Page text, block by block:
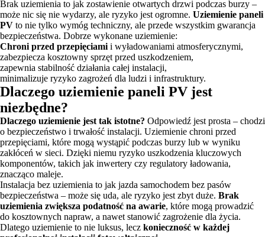
Brak uziemienia to jak zostawienie otwartych drzwi podczas burzy –
może nic się nie wydarzy, ale ryzyko jest ogromne. Uziemienie paneli
PV to nie tylko wymóg techniczny, ale przede wszystkim gwarancja
bezpieczeństwa. Dobrze wykonane uziemienie:
Chroni przed przepięciami i wyładowaniami atmosferycznymi,
zabezpiecza kosztowny sprzęt przed uszkodzeniem,
zapewnia stabilność działania całej instalacji,
minimalizuje ryzyko zagrożeń dla ludzi i infrastruktury.
Dlaczego uziemienie paneli PV jest
niezbędne?
Dlaczego uziemienie jest tak istotne? Odpowiedź jest prosta – chodzi
o bezpieczeństwo i trwałość instalacji. Uziemienie chroni przed
przepięciami, które mogą wystąpić podczas burzy lub w wyniku
zakłóceń w sieci. Dzięki niemu ryzyko uszkodzenia kluczowych
komponentów, takich jak inwertery czy regulatory ładowania,
znacząco maleje.
Instalacja bez uziemienia to jak jazda samochodem bez pasów
bezpieczeństwa – może się uda, ale ryzyko jest zbyt duże. Brak
uziemienia zwiększa podatność na awarie, które mogą prowadzić
do kosztownych napraw, a nawet stanowić zagrożenie dla życia.
Dlatego uziemienie to nie luksus, lecz konieczność w każdej